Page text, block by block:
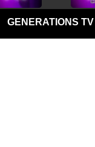
GENERATIONS TV